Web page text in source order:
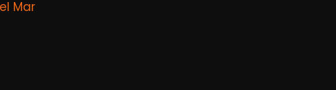
Mar